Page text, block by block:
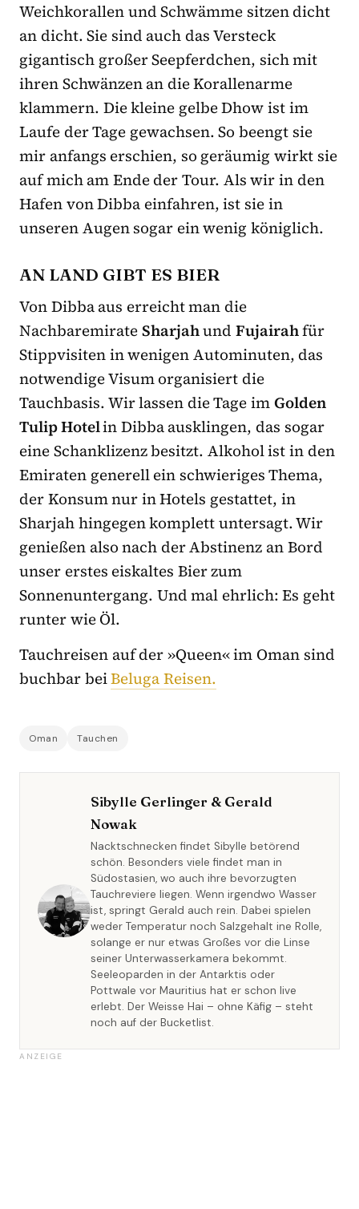
Weichkorallen und Schwämme sitzen dicht
an dicht. Sie sind auch das Versteck
gigantisch großer Seepferdchen, sich mit
ihren Schwänzen an die Korallenarme
klammern. Die kleine gelbe Dhow ist im
Laufe der Tage gewachsen. So beengt sie
mir anfangs erschien, so geräumig wirkt sie
auf mich am Ende der Tour. Als wir in den
Hafen von Dibba einfahren, ist sie in
unseren Augen sogar ein wenig königlich.
AN LAND GIBT ES BIER
Von Dibba aus erreicht man die
NachbaremirateSharjahund Fujairahfür
Stippvisiten in wenigen Autominuten, das
notwendige Visum organisiert die
Tauchbasis. Wir lassen die Tage imGolden
Tulip Hotelin Dibba ausklingen, das sogar
eine Schanklizenz besitzt. Alkohol ist in den
Emiraten generell ein schwieriges Thema,
der Konsum nur in Hotels gestattet, in
Sharjah hingegen komplett untersagt. Wir
genießen also nach der Abstinenz an Bord
unser erstes eiskaltes Bier zum
Sonnenuntergang. Und mal ehrlich: Es geht
runter wie Öl.
Tauchreisen auf der »Queen« im Oman sind
buchbar beiBeluga Reisen.
Oman Tauchen
Sibylle Gerlinger & Gerald
Nowak
Nacktschnecken findet Sibylle betörend
schön. Besonders viele findet man in
Südostasien, wo auch ihre bevorzugten
Tauchreviere liegen. Wenn irgendwo Wasser
ist, springt Gerald auch rein. Dabei spielen
weder Temperatur noch Salzgehalt ine Rolle,
solange er nur etwas Großes vor die Linse
seiner Unterwasserkamera bekommt.
Seeleoparden in der Antarktis oder
Pottwale vor Mauritius hat er schon live
erlebt. Der Weisse Hai – ohne Käfig – steht
noch auf der Bucketlist.
ANZEIGE